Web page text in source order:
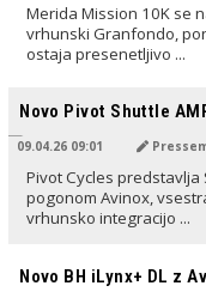
Merida Mission 10K se
vrhunski Granfondo,
ostaja presenetljivo ...
Novo Pivot Shuttle
09.04.26 09:01
Pivot Cycles predstavlja
pogonom Avinox,
vrhunsko integracijo ...
Novo BH iLynx+ DL z